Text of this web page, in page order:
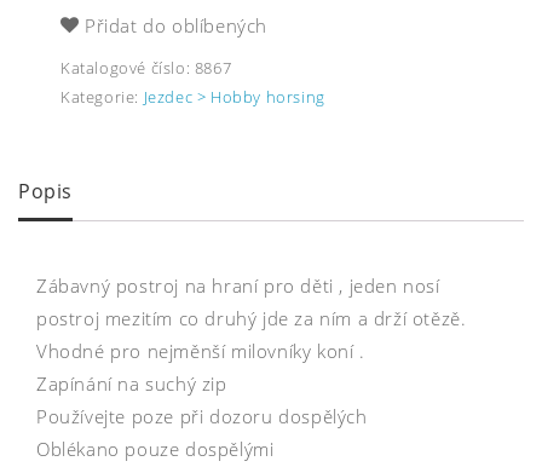
Přidat do oblíbených
Katalogové číslo: 8867
Kategorie: Jezdec > Hobby horsing
Popis
Zábavný postroj na hraní pro děti , jeden nosí
postroj mezitím co druhý jde za ním a drží otězě.
Vhodné pro nejměnší milovníky koní .
Zapínání na suchý zip
Používejte poze při dozoru dospělých
Oblékano pouze dospělými